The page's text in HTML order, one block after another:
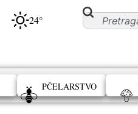
24°
PČELARSTVO